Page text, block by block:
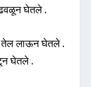
घेतले .
तेल लाऊन घेतले .
घेतले .